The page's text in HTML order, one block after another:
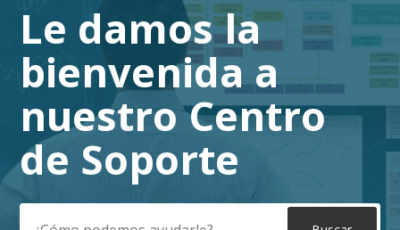
Búsqueda
Le damos la
bienvenida a
nuestro Centro
de Soporte